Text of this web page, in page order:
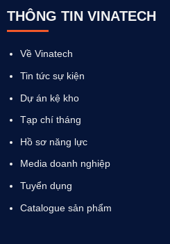
THÔNG TIN VINATECH
Về Vinatech
Tin tức sự kiện
Dự án kệ kho
Tạp chí tháng
Hồ sơ năng lực
Media doanh nghiệp
Tuyển dụng
Catalogue sản phẩm